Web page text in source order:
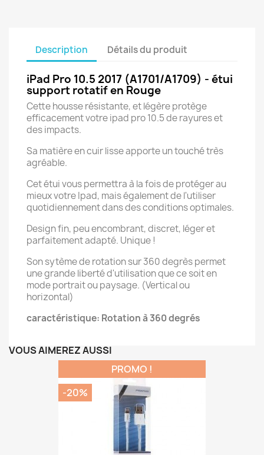
Description Détails du produit
iPad Pro 10.5 2017 (A1701/A1709) - étui
support rotatif en Rouge
Cette housse résistante, et légère protège
efficacement votre ipad pro 10.5 de rayures et
des impacts.
Sa matière en cuir lisse apporte un touché très
agréable.
Cet étui vous permettra à la fois de protéger au
mieux votre Ipad, mais également de l'utiliser
quotidiennement dans des conditions optimales.
Design fin, peu encombrant, discret, léger et
parfaitement adapté. Unique !
Son sytème de rotation sur 360 degrès permet
une grande liberté d'utilisation que ce soit en
mode portrait ou paysage. (Vertical ou
horizontal)
caractéristique: Rotation à 360 degrés
VOUS AIMEREZ AUSSI
PROMO !
-20%